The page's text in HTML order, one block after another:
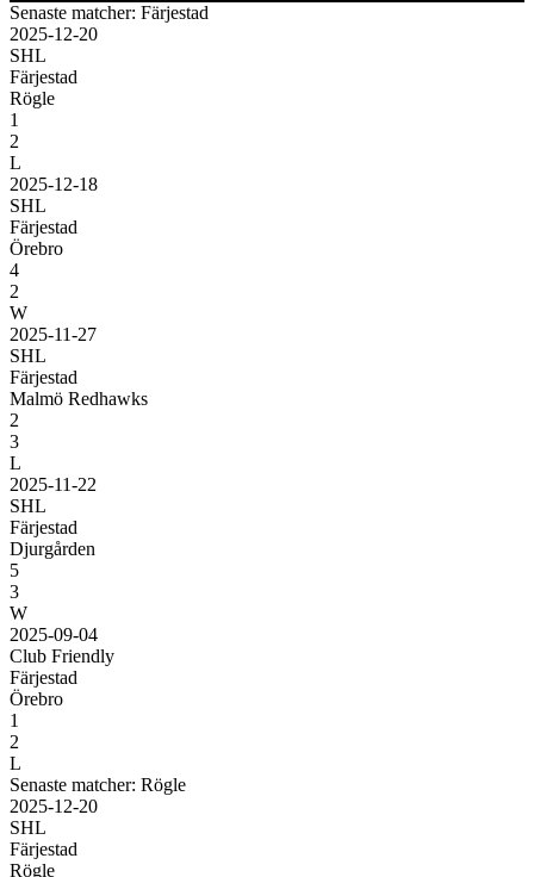
Senaste matcher: Färjestad
2025-12-20
SHL
Färjestad
Rögle
1
2
L
2025-12-18
SHL
Färjestad
Örebro
4
2
W
2025-11-27
SHL
Färjestad
Malmö Redhawks
2
3
L
2025-11-22
SHL
Färjestad
Djurgården
5
3
W
2025-09-04
Club Friendly
Färjestad
Örebro
1
2
L
Senaste matcher: Rögle
2025-12-20
SHL
Färjestad
Rögle